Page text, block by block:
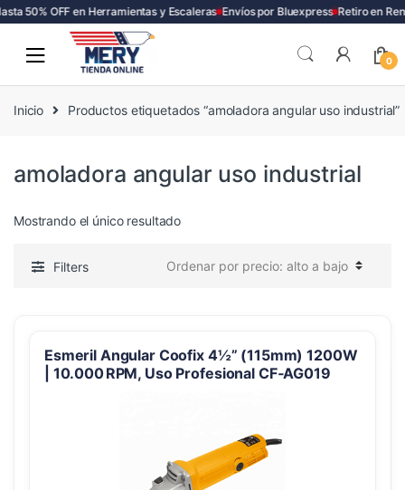
50% OFF en Herramientas y Escaleras Envíos por Bluexpress Retiro en
0
Inicio Productos etiquetados “amoladora angular uso industrial”
amoladora angular uso industrial
Mostrando el único resultado
Filters
Esmeril Angular Coofix 4½” (115mm) 1200W
| 10.000 RPM, Uso Profesional CF‑AG019